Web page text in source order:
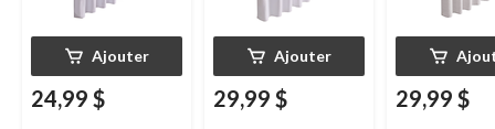
Ajouter
24,99 $
Ajouter
29,99 $ 29,99 $